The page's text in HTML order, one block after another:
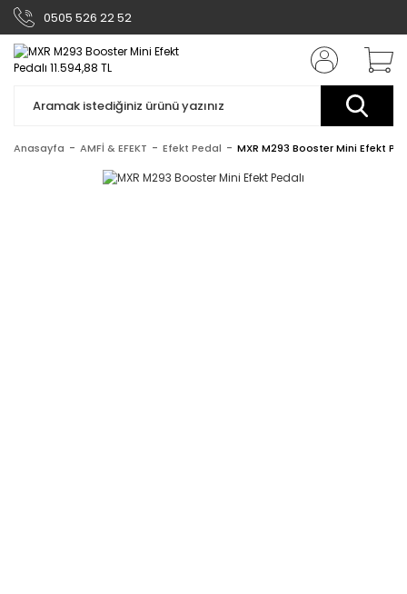
0505 526 22 52
Anasayfa AMFİ & EFEKT Efekt Pedal MXR M293 Booster Mini Efekt